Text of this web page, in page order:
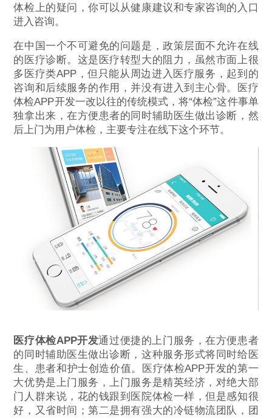
体检上的疑问，你可以从健康建议和专家咨询的入口
进入咨询。
在中国一个不可避免的问题是，政策层面不允许在线
的医疗诊断。这是医疗转型大的阻力，虽然市面上很
多医疗类APP，但只能从周边进入医疗服务，起到的
咨询和后续服务的作用，并没有进入到主心骨。医疗
体检APP开发一改以往的传统模式，将“体检”这件事单
独拿出来，在方便患者的同时辅助医生做出诊断，然
后上门为用户体检，主要专注在线下这个环节。
医疗体检APP开发通过便捷的上门服务，在方便患者
的同时辅助医生做出诊断，这种服务形式将同时给医
生、患者和护士创造价值。医疗体检APP开发的第一
大优势是上门服务，上门服务是精英经济，对绝大部
门人群来说，花的钱跟到医院体检一样，但是感知很
好，又省时间；第二是拥有强大的冷链物流团队，团